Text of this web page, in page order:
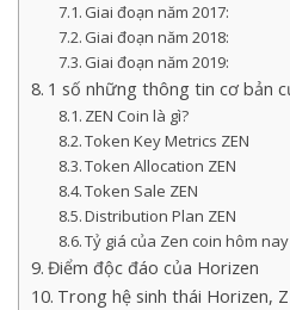
Giai đoạn năm 2017:
Giai đoạn năm 2018:
Giai đoạn năm 2019:
1 số những thông tin cơ bản
ZEN Coin là gì?
Token Key Metrics ZEN
Token Allocation ZEN
Token Sale ZEN
Distribution Plan ZEN
Tỷ giá của Zen coin hôm nay
Điểm độc đáo của Horizen
Trong hệ sinh thái Horizen,